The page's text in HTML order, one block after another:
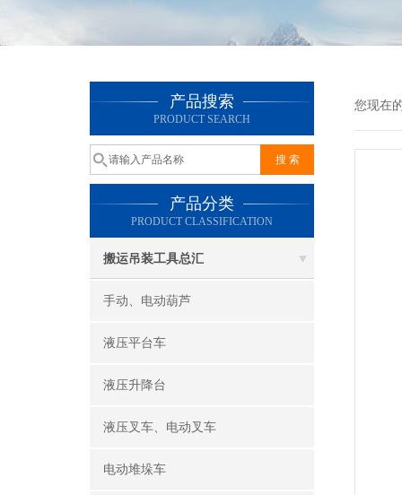
产品搜索
PRODUCT SEARCH
产品分类
PRODUCT CLASSIFICATION
搬运吊装工具总汇
手动、电动葫芦
液压平台车
液压升降台
液压叉车、电动叉车
电动堆垛车
您现在